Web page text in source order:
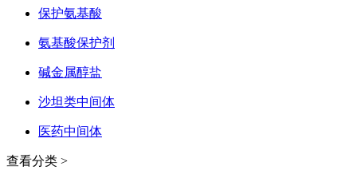
保护氨基酸
氨基酸保护剂
碱金属醇盐
沙坦类中间体
医药中间体
查看分类 >